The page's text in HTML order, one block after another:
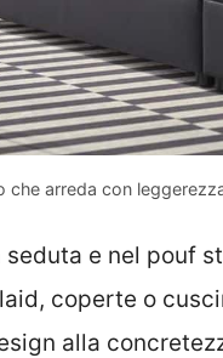
che arreda con
e nel pouf
coperte o
alla